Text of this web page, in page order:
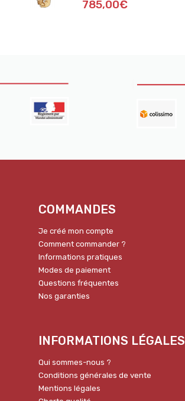
785,00€
COMMANDES
Je créé mon compte
Comment commander ?
Informations pratiques
Modes de paiement
Questions fréquentes
Nos garanties
INFORMATIONS LÉGALES
Qui sommes-nous ?
Conditions générales de vente
Mentions légales